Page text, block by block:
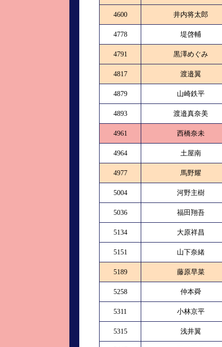
4600 井内将太郎
4778 堤啓輔
4791 黒澤めぐみ
4817 渡邉翼
4879 山崎鉄平
4893 渡邉真奈美
4961 西橋奈未
4964 土屋南
4977 馬野耀
5004 河野主樹
5036 福田翔吾
5134 大原祥昌
5151 山下奈緒
5189 藤原早菜
5258 仲本舜
5311 小林京平
5315 浅井翼